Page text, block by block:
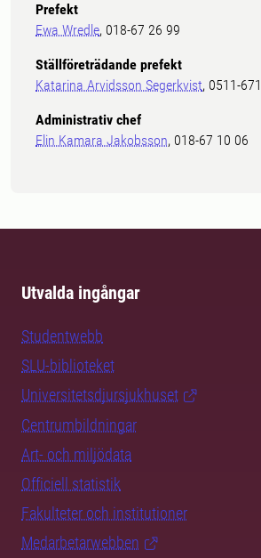
Prefekt
Ewa Wredle, 018-67 26 99
Ställföreträdande prefekt
Katarina Arvidsson Segerkvist, 0511-
Administrativ chef
Elin Kamara Jakobsson, 018-67 10 06
Utvalda ingångar
Studentwebb
SLU-biblioteket
Universitetsdjursjukhuset
Centrumbildningar
Art- och miljödata
Officiell statistik
Fakulteter och institutioner
Medarbetarwebben